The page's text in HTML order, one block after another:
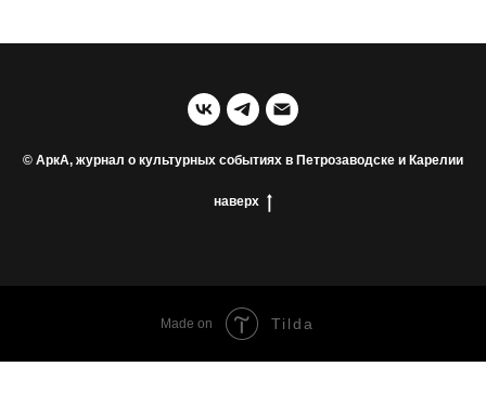
© АркА, журнал о культурных событиях в Петрозаводске и Карелии
наверх
Made on Tilda